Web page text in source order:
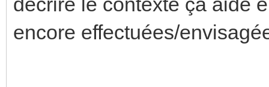
encore effectuées/